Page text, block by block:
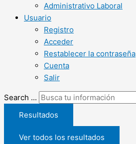
Administrativo Laboral
Usuario
Registro
Acceder
Restablecer la contraseña
Cuenta
Salir
Search ...
Resultados
Ver todos los resultados